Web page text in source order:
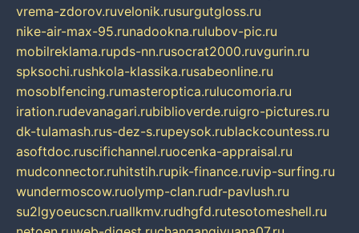
vrema-zdorov.ruvelonik.rusurgutgloss.ru
nike-air-max-95.runadookna.rulubov-pic.ru
mobilreklama.rupds-nn.rusocrat2000.ruvgurin.ru
spksochi.rushkola-klassika.rusabeonline.ru
mosoblfencing.rumasteroptica.rulucomoria.ru
iration.rudevanagari.rubiblioverde.ruigro-pictures.ru
dk-tulamash.rus-dez-s.rupeysok.rublackcountess.ru
asoftdoc.ruscifichannel.ruocenka-appraisal.ru
mudconnector.ruhitstih.rupik-finance.ruvip-surfing.ru
wundermoscow.ruolymp-clan.rudr-pavlush.ru
su2lgyoeucscn.ruallkmv.rudhgfd.rutesotomeshell.ru